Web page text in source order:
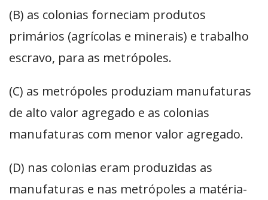
(B) as colonias forneciam produtos
primários (agrícolas e minerais) e trabalho
escravo, para as metrópoles.
(C) as metrópoles produziam manufaturas
de alto valor agregado e as colonias
manufaturas com menor valor agregado.
(D) nas colonias eram produzidas as
manufaturas e nas metrópoles a matéria-